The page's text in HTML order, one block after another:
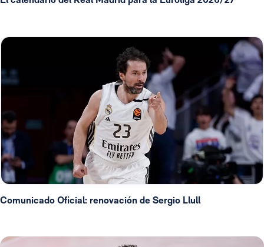
Comunicado Oficial: renovación de Sergio Llull